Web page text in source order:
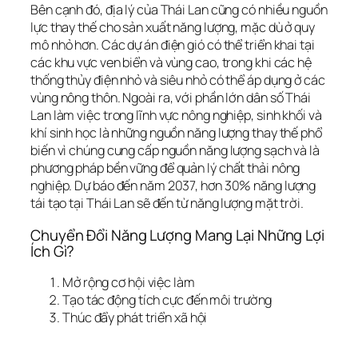
Bên cạnh đó, địa lý của Thái Lan cũng có nhiều nguồn
lực thay thế cho sản xuất năng lượng, mặc dù ở quy
mô nhỏ hơn. Các dự án điện gió có thể triển khai tại
các khu vực ven biển và vùng cao, trong khi các hệ
thống thủy điện nhỏ và siêu nhỏ có thể áp dụng ở các
vùng nông thôn. Ngoài ra, với phần lớn dân số Thái
Lan làm việc trong lĩnh vực nông nghiệp, sinh khối và
khí sinh học là những nguồn năng lượng thay thế phổ
biến vì chúng cung cấp nguồn năng lượng sạch và là
phương pháp bền vững để quản lý chất thải nông
nghiệp. Dự báo đến năm 2037, hơn 30% năng lượng
tái tạo tại Thái Lan sẽ đến từ năng lượng mặt trời.
Chuyển Đổi Năng Lượng Mang Lại Những Lợi
Ích Gì?
Mở rộng cơ hội việc làm
Tạo tác động tích cực đến môi trường
Thúc đẩy phát triển xã hội